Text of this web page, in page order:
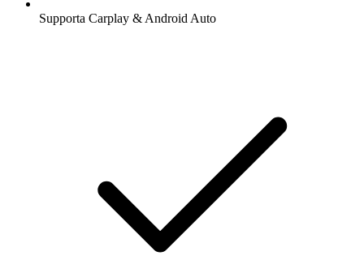
Supporta Carplay & Android Auto